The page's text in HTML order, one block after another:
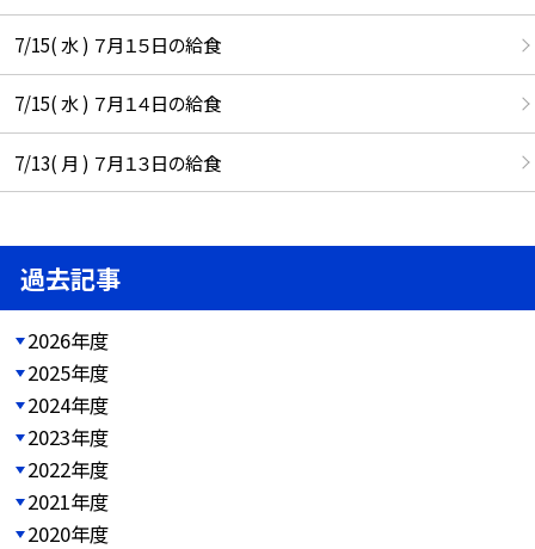
7/15( 水 ) ７月１５日の給食
7/15( 水 ) ７月１４日の給食
7/13( 月 ) ７月１３日の給食
過去記事
2026年度
2025年度
2024年度
2023年度
2022年度
2021年度
2020年度